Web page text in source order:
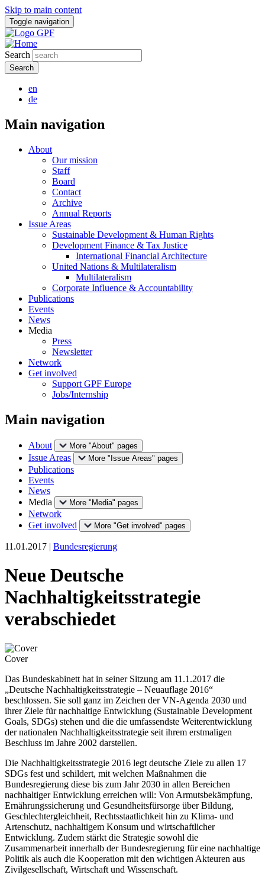
Skip to main content
Toggle navigation
Search
en
de
Main navigation
About
Our mission
Staff
Board
Contact
Archive
Annual Reports
Issue Areas
Sustainable Development & Human Rights
Development Finance & Tax Justice
International Financial Architecture
United Nations & Multilateralism
Multilateralism
Corporate Influence & Accountability
Publications
Events
News
Media
Press
Newsletter
Network
Get involved
Support GPF Europe
Jobs/Internship
Main navigation
About More "About" pages
Issue Areas More "Issue Areas" pages
Publications
Events
News
Media
More "Media" pages
Network
Get involved
More "Get involved" pages
11.01.2017 | Bundesregierung
Neue Deutsche
Nachhaltigkeitsstrategie
verabschiedet
Cover
Das Bundeskabinett hat in seiner Sitzung am 11.1.2017 die
„Deutsche Nachhaltigkeitsstrategie – Neuauflage 2016“
beschlossen. Sie soll ganz im Zeichen der VN-Agenda 2030 und
ihrer Ziele für nachhaltige Entwicklung (Sustainable Development
Goals, SDGs) stehen und die die umfassendste Weiterentwicklung
der nationalen Nachhaltigkeitsstrategie seit ihrem erstmaligen
Beschluss im Jahre 2002 darstellen.
Die Nachhaltigkeitsstrategie 2016 legt deutsche Ziele zu allen 17
SDGs fest und schildert, mit welchen Maßnahmen die
Bundesregierung diese bis zum Jahr 2030 in allen Bereichen
nachhaltiger Entwicklung erreichen will: Von Armutsbekämpfung,
Ernährungssicherung und Gesundheitsfürsorge über Bildung,
Geschlechtergleichheit, Rechtsstaatlichkeit hin zu Klima- und
Artenschutz, nachhaltigem Konsum und wirtschaftlicher
Entwicklung. Zudem stärkt die Strategie sowohl die
Zusammenarbeit innerhalb der Bundesregierung für eine nachhaltige
Politik als auch die Kooperation mit den wichtigen Akteuren aus
Zivilgesellschaft, Wirtschaft und Wissenschaft.